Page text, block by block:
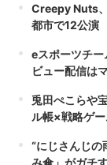
Creepy Nuts
都市で12公演
eスポーツチ
ビュー配信は
兎田ぺこらや
ル帳×戦略ゲ
“にじさんじの
み傘」がガチ